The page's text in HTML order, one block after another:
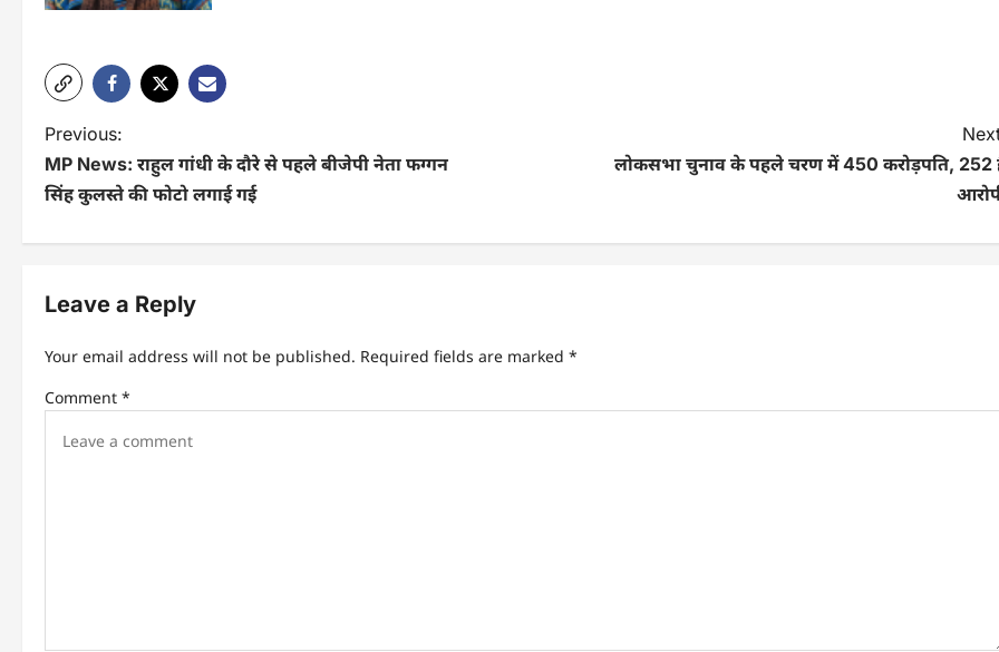
P
o
n
i
Previous:
MP News: राहुल गांधी के दौरे से पहले बीजेपी नेता फग्गन
सिंह कुलस्ते की फोटो लगाई गई
लोकसभा चुनाव के पहले चरण में 450 करोड़पति, 252
Leave a Reply
Your email address will not be published. Required fields are marked *
Comment *